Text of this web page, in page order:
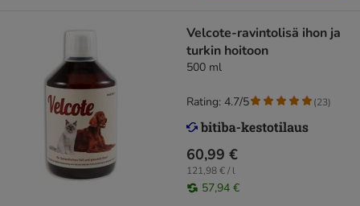
Velcote-ravintolisä ihon ja
turkin hoitoon
500 ml
60,99 €
121,98 € / l
57,94 €
Rating: 4.7/5 (23)